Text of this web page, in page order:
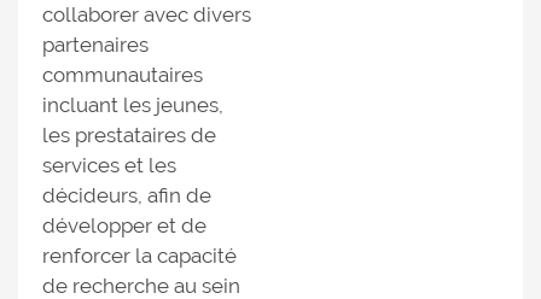
collaborer avec divers
partenaires
communautaires
incluant les jeunes,
les prestataires de
services et les
décideurs, afin de
développer et de
renforcer la capacité
de recherche au sein